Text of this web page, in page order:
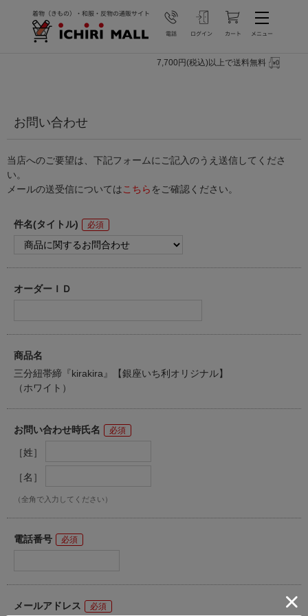
7,700円(税込)以上で送料無料
お問い合わせ
当店へのご要望は、下記フォームにご記入のうえ送信してくださ
い。
メールの送受信については こちら をご確認ください。
件名(タイトル)
オーダーＩＤ
商品名
三分紐帯締『kirakira』【銀座いち利オリジナル】
（ホワイト）
お問い合わせ時氏名
［姓］
［名］
（全角で入力してください）
電話番号
メールアドレス